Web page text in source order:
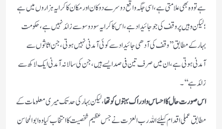
ہے تو وہ بھی علامتی ہے، اسی جگہ واقع دو سرے دوکان اور مکان کا کرایہ ہزاروں میں ہے
؛ لیکن وہیں پر وقف کی جو جائیداد ہے، اس کا کرایہ سو دو سو سے زائد نہیں ہے ، حکومت
بہار کے مطابق ’’وقف کی آدھی جائیداد سے کوئی آمدنی نہیں ہوتی ، جن اثاثوں سے
آمدنی ہوتی ہے،ا ن میں صرف تین فی صد ایسے ہیں ، جن کی سالانہ آمدنی ایک لاکھ سے
زائد ہے‘‘ ۔
اس صورت حال کا احساس وادراک بہتوں کو تھا، لیکن بہار کی حد تک میری معلومات کے
مطابق عملی اقدام کیلئے اللہ رب العزت نے جس عظیم شخصیت کا انتخاب کیا وہ ابو المحاسن